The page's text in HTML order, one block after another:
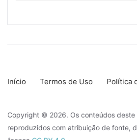
Início Termos de Uso Política
Copyright © 2026. Os conteúdos deste
reproduzidos com atribuição de fonte,